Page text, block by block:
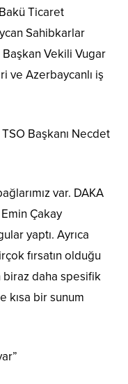
Ticaret
Sahibkarlar
Başkan Vekili Vugar
ve Azerbaycanlı iş
TSO Başkanı Necdet
var. DAKA
Çakay
yaptı. Ayrıca
fırsatın olduğu
daha spesifik
kısa bir sunum